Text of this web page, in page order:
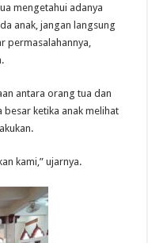
mengetahui adanya
anak, jangan langsung
permasalahannya,
antara orang tua dan
ketika anak melihat
kami,” ujarnya.